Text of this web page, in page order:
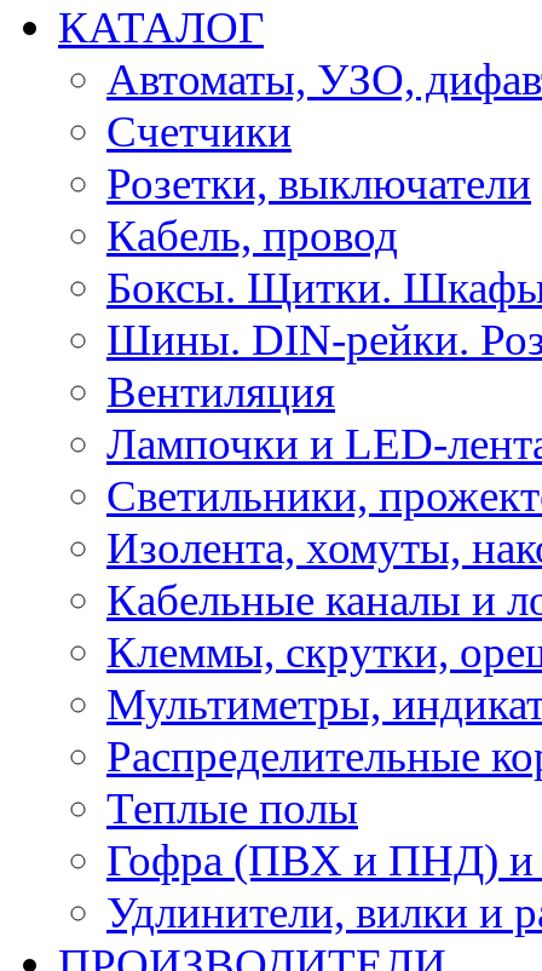
КАТАЛОГ
Автоматы, УЗО,
Счетчики
Розетки, выключатели
Кабель, провод
Боксы. Щитки.
Шины. DIN-рейки.
Вентиляция
Лампочки и LED-
Светильники,
Изолента, хомуты,
Кабельные каналы и
Клеммы, скрутки,
Мультиметры,
Распределительные
Теплые полы
Гофра (ПВХ и ПНД) и
Удлинители, вилки и